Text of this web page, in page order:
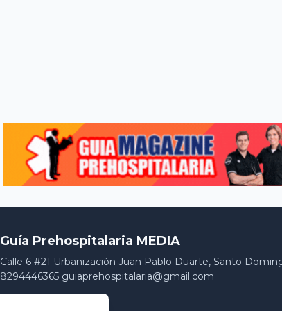
Guía Prehospitalaria MEDIA
Calle 6 #21 Urbanización Juan Pablo Duarte, Santo
8294446365 guiaprehospitalaria@gmail.com